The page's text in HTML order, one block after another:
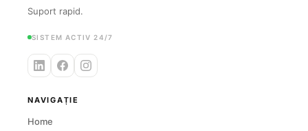
Suport rapid.
SISTEM ACTIV 24/7
NAVIGAȚIE
Home